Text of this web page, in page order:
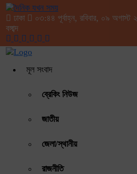
ঢাকা
০৩:৪৪ পূর্বাহ্ন, রবিবার, ০৯
বঙ্গাব্দ
মূল সংবাদ
ব্রেকিং নিউজ
জাতীয়
জেলা/স্থানীয়
রাজনীতি